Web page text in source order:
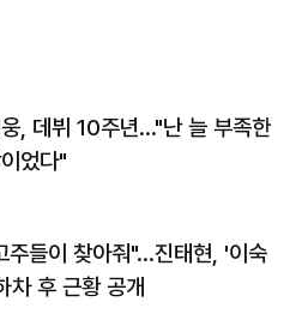
, 데뷔 10주년…"난 늘 부족한
었다"
주들이 찾아줘"…진태현, '이숙
차 후 근황 공개